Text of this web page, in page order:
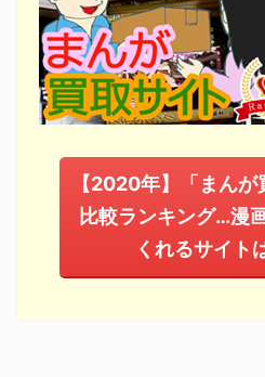
【2020年】「まん
比較ランキング…漫
くれるサイト